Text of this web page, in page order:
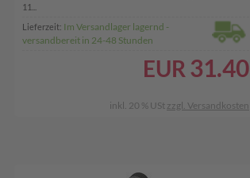
11...
Lieferzeit: Im Versandlager lagernd -
versandbereit in 24-48 Stunden
EUR 31.40
inkl. 20 % USt zzgl. Versandkosten